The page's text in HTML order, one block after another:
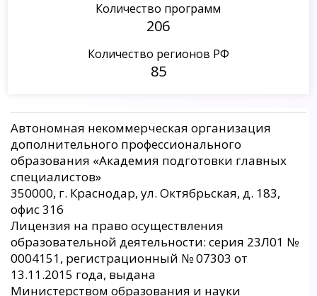
Количество программ
206
Количество регионов РФ
85
Автономная некоммерческая организация
дополнительного профессионального
образования «Академия подготовки главных
специалистов»
350000, г. Краснодар, ул. Октябрьская, д. 183,
офис 316
Лицензия на право осуществления
образовательной деятельности: серия 23Л01 №
0004151, регистрационный № 07303 от
13.11.2015 года, выдана
Министерством образования и науки